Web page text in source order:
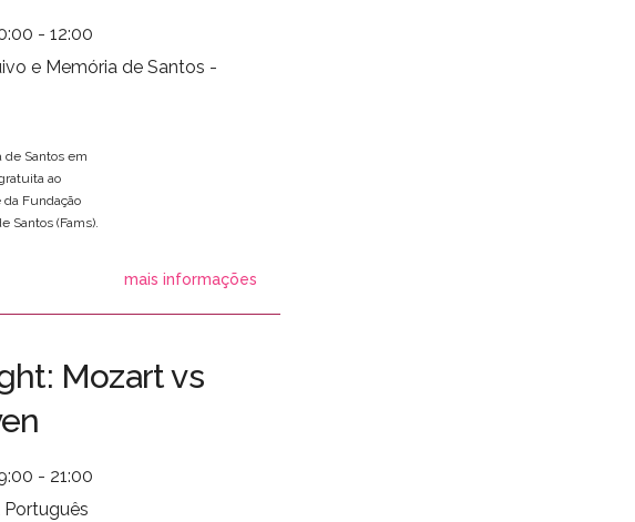
- 12:00
e Memória de Santos -
de Santos em
ao
Fundação
Santos (Fams).
mais informações
Mozart vs
- 21:00